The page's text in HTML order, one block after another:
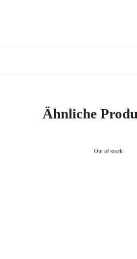
Ähnliche
Out of stock